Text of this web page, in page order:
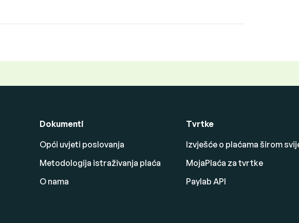
Dokumenti
Opći uvjeti poslovanja
Metodologija istraživanja plaća
O nama
Tvrtke
Izvješće o plaćama širom
MojaPlaća za tvrtke
Paylab API